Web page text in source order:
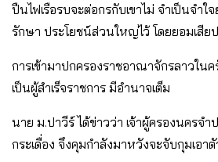
ปืนไฟเรือรบจะต่อกรกับเขาไม่ จําเป็นจําใ
รักษา ประโยชน์ส่วนใหญ่ไว้ โดยยอมเสีย
การเข้ามาปกครองราชอาณาจักรลาวใน
เป็นผู้สําเร็จราชการ มีอํานาจเต็ม
นาย ม.ปาวีร์ ได้ข่าวว่า เจ้าผู้ครองนครจํา
กระเดื่อง จึงคุมกําลังมาหวังจะจับกุมเอาตั